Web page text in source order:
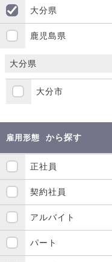
大分県
鹿児島県
大分県
大分市
雇用形態 から探す
正社員
契約社員
アルバイト
パート